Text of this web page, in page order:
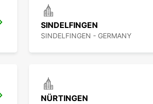
SINDELFINGEN
SINDELFINGEN - GERMANY
NÜRTINGEN